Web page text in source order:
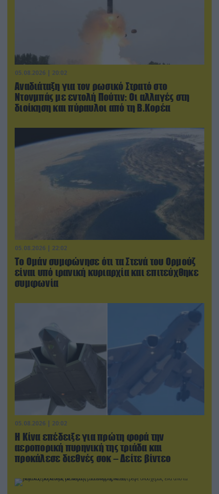
05.08.2026 | 20:02
Αναδιάταξη για τον ρωσικό Στρατό στο
Ντονμπάς με εντολή Πούτιν: Οι αλλαγές στη
διοίκηση και πύραυλοι από τη Β.Κορέα
05.08.2026 | 22:02
Το Ομάν συμφώνησε ότι τα Στενά του Ορμούζ
είναι υπό ιρανική κυριαρχία και επιτεύχθηκε
συμφωνία
05.08.2026 | 20:02
Η Κίνα επέδειξε για πρώτη φορά την
αεροπορική πυρηνική της τριάδα και
προκάλεσε διεθνές σοκ – Δείτε βίντεο